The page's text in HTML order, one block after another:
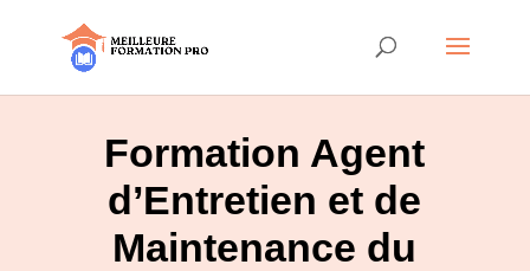
Formation Agent
d’Entretien et de
Maintenance du